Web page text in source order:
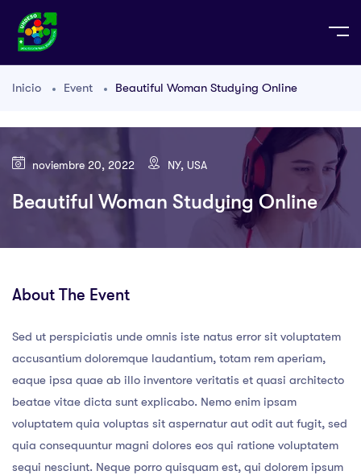
Inicio Event Beautiful Woman Studying Online
noviembre 20, 2022 NY, USA
Beautiful Woman Studying Online
About The Event
Sed ut perspiciatis unde omnis iste natus error sit voluptatem
accusantium doloremque laudantium, totam rem aperiam,
eaque ipsa quae ab illo inventore veritatis et quasi architecto
beatae vitae dicta sunt explicabo. Nemo enim ipsam
voluptatem quia voluptas sit aspernatur aut odit aut fugit, sed
quia consequuntur magni dolores eos qui ratione voluptatem
sequi nesciunt. Neque porro quisquam est, qui dolorem ipsum